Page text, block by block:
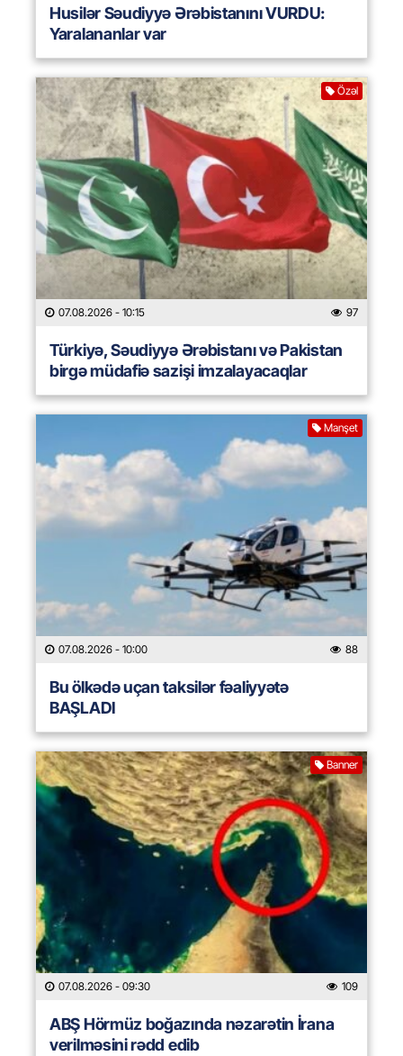
Husilər Səudiyyə Ərəbistanını VURDU:
Yaralananlar var
Özəl
07.08.2026 - 10:15 97
Türkiyə, Səudiyyə Ərəbistanı və Pakistan
birgə müdafiə sazişi imzalayacaqlar
Manşet
07.08.2026 - 10:00 88
Bu ölkədə uçan taksilər fəaliyyətə
BAŞLADI
Banner
07.08.2026 - 09:30 109
ABŞ Hörmüz boğazında nəzarətin İrana
verilməsini rədd edib